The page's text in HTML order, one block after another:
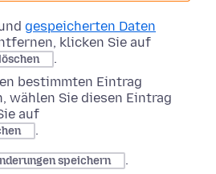
gespeicherten Daten
klicken Sie auf
.
bestimmten Eintrag
wählen Sie diesen Eintrag
auf
.
speichern
.